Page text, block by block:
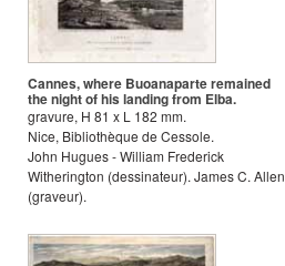
Cannes, where Buoanaparte remained
the night of his landing from Elba.
gravure, H 81 x L 182 mm.
Nice, Bibliothèque de Cessole.
John Hugues - William Frederick
Witherington (dessinateur). James C. Allen
(graveur).